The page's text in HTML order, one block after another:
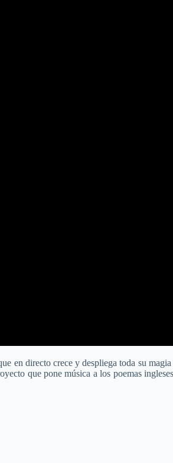
en directo crece y despliega toda su
que pone música a los poemas